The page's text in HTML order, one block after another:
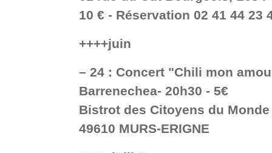
10 € - Réservation 02 41 44 23
++++juin
– 24 : Concert "Chili mon
Barrenechea- 20h30 - 5€
Bistrot des Citoyens du
49610 MURS-ERIGNE